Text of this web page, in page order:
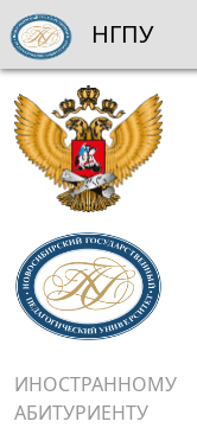
ИНОСТРАННОМУ
АБИТУРИЕНТУ
НГПУ